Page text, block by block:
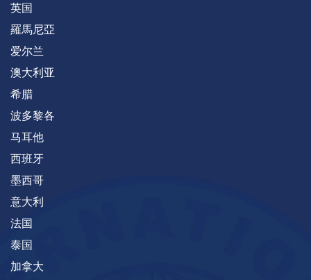
英国
羅馬尼亞
爱尔兰
澳大利亚
希腊
波多黎各
马耳他
西班牙
墨西哥
意大利
法国
泰国
加拿大